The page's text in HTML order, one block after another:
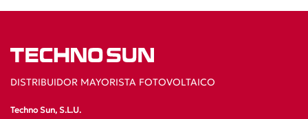
DISTRIBUIDOR MAYORISTA FOTOVOLTAICO
Techno Sun, S.L.U.